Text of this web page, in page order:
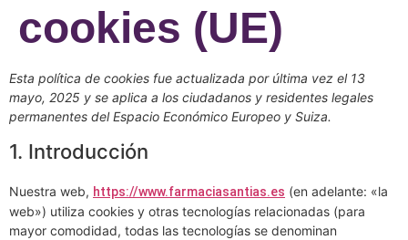
cookies (UE)
Esta política de cookies fue actualizada por última vez el 13
mayo, 2025 y se aplica a los ciudadanos y residentes legales
permanentes del Espacio Económico Europeo y Suiza.
1. Introducción
Nuestra web, https://www.farmaciasantias.es (en adelante: «la
web») utiliza cookies y otras tecnologías relacionadas (para
mayor comodidad, todas las tecnologías se denominan